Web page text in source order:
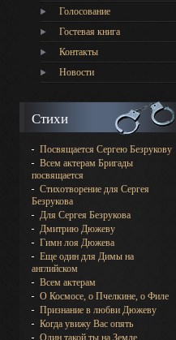
Голосование
Гостевая книга
Контакты
Новости
Стихи
Посвящается Сергею Безрукову
Всем актерам Бригады
посвящается
Стихотворение для Сергея
Безрукова
Для Сергея Безрукова
Дмитрию Дюжеву
Гимн лоя Дюжева
Еще один для Димы на
английском
Всем актерам
О Космосе, о Пчелкине, о Филе
Признание в любви Дюжеву
Когда увижу Вас опять
Один такой ты на Земле